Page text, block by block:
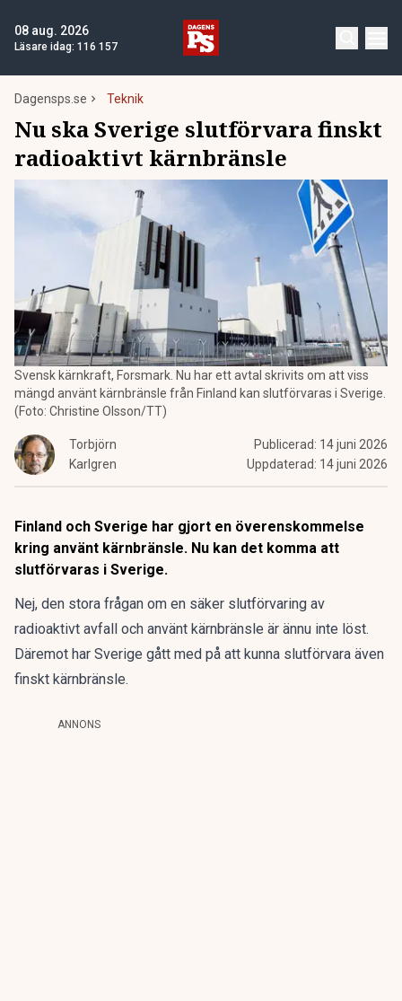
08 aug. 2026
Läsare idag: 116 157
Dagensps.se Teknik
Nu ska Sverige slutförvara finskt
radioaktivt kärnbränsle
Svensk kärnkraft, Forsmark. Nu har ett avtal skrivits om att viss
mängd använt kärnbränsle från Finland kan slutförvaras i Sverige.
(Foto: Christine Olsson/TT)
Torbjörn
Karlgren
Publicerad: 14 juni 2026
Uppdaterad: 14 juni 2026
Finland och Sverige har gjort en överenskommelse
kring använt kärnbränsle. Nu kan det komma att
slutförvaras i Sverige.
Nej, den stora frågan om en säker slutförvaring av
radioaktivt avfall och använt kärnbränsle är ännu inte löst.
Däremot har Sverige gått med på att kunna slutförvara även
finskt kärnbränsle.
ANNONS